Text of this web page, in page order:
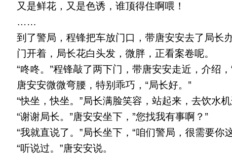
又是鲜花，又是色诱，谁顶得住啊喂！
……
到了警局，程锋把车放门口，带唐安安去了局长办
门开着，局长花白头发，微胖，正看案卷呢。
“咚咚。”程锋敲了两下门，带唐安安走近，介绍
唐安安微微弯腰，特别乖巧，“局长好。”
“快坐，快坐。”局长满脸笑容，站起来，去饮水
“谢谢局长。”唐安安坐下，”您找我有事啊？”
“我就直说了。”局长坐下，“咱们警局，很需要你
“听说过。”唐安安说。